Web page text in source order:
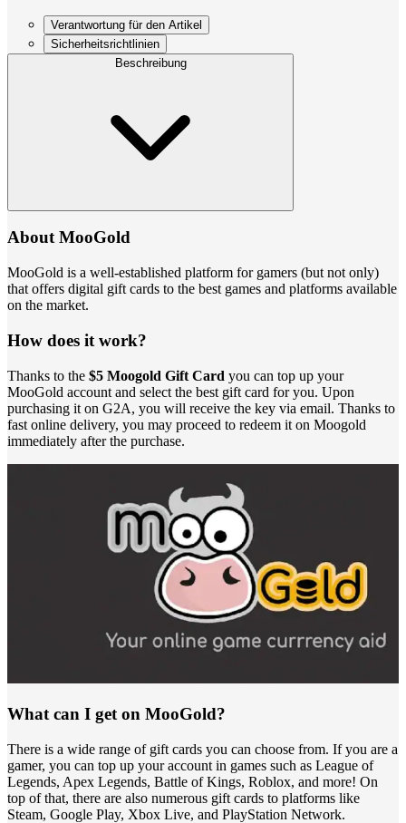
Verantwortung für den Artikel
Sicherheitsrichtlinien
Beschreibung
About MooGold
MooGold is a well-established platform for gamers (but not only)
that offers digital gift cards to the best games and platforms available
on the market.
How does it work?
Thanks to the $5 Moogold Gift Card you can top up your
MooGold account and select the best gift card for you. Upon
purchasing it on G2A, you will receive the key via email. Thanks to
fast online delivery, you may proceed to redeem it on Moogold
immediately after the purchase.
What can I get on MooGold?
There is a wide range of gift cards you can choose from. If you are a
gamer, you can top up your account in games such as League of
Legends, Apex Legends, Battle of Kings, Roblox, and more! On
top of that, there are also numerous gift cards to platforms like
Steam, Google Play, Xbox Live, and PlayStation Network.